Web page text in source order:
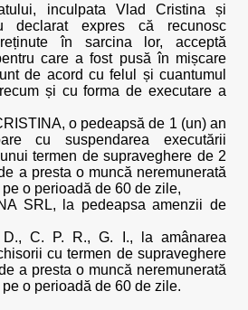
inculpata Vlad Cristina și
declarat expres că recunosc
în sarcina lor, acceptă
care a fost pusă în mișcare
de acord cu felul și cuantumul
și cu forma de executare a
o pedeapsă de 1 (un) an
cu suspendarea executării
termen de supraveghere de 2
a presta o muncă neremunerată
o perioadă de 60 de zile,
SRL, la pedeapsa amenzii de
C. P. R., G. I., la amânarea
cu termen de supraveghere
a presta o muncă neremunerată
o perioadă de 60 de zile.